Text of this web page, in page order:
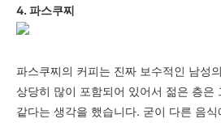
4. 파스쿠찌
파스쿠찌의 커피는 진짜 보수적인 남성
상당히 많이 포함되어 있어서 젊은 층은
같다는 생각을 했습니다. 굳이 다른 음식